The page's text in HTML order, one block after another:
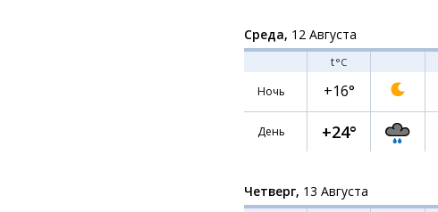
Среда, 12 Августа
t°C
Ночь
+16°
День +24°
Четверг, 13 Августа